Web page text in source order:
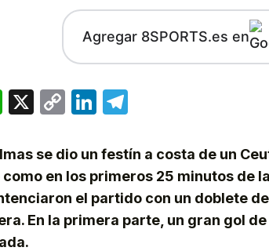
Agregar 8SPORTS.es en
WhatsApp
X
CopyLinkedIn
se dio un festín a costa de un
en los primeros 25 minutos de
el partido con un doblete
En la primera parte, un gran gol